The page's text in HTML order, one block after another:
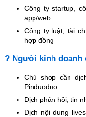
Công ty startup,
app/web
Công ty luật, tài
hợp đồng
? Người kinh doanh
Chủ shop cần
Pinduoduo
Dịch phản hồi, tin
Dịch nội dung